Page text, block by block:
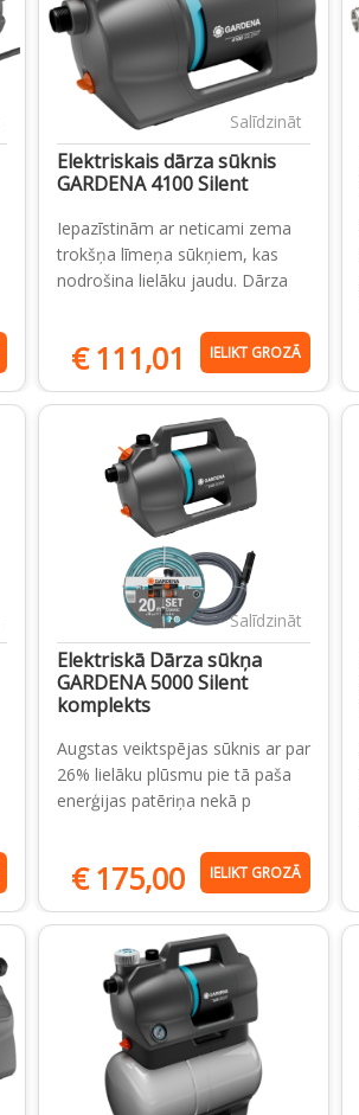
Salīdzināt
Elektriskais dārza sūknis
GARDENA 4100 Silent
Iepazīstinām ar neticami zema
trokšņa līmeņa sūkņiem, kas
nodrošina lielāku jaudu. Dārza
€ 111,01 IELIKT GROZĀ
Salīdzināt
Elektriskā Dārza sūkņa
GARDENA 5000 Silent
komplekts
Augstas veiktspējas sūknis ar par
26% lielāku plūsmu pie tā paša
enerģijas patēriņa nekā p
€ 175,00 IELIKT GROZĀ